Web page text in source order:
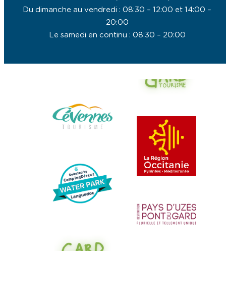
Du dimanche au vendredi : 08:30 – 12:00 et 14:00 –
20:00
Le samedi en continu : 08:30 – 20:00